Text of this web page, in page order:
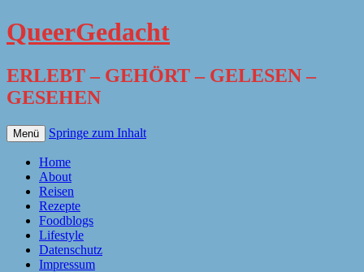
QueerGedacht
ERLEBT – GEHÖRT – GELESEN –
GESEHEN
Menü Springe zum Inhalt
Home
About
Reisen
Rezepte
Foodblogs
Lifestyle
Datenschutz
Impressum